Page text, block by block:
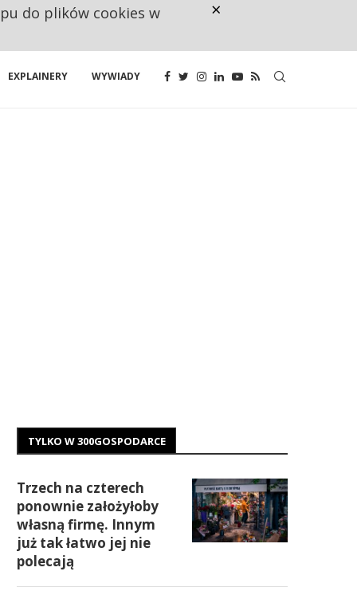
EXPLAINERY WYWIADY
TYLKO W 300GOSPODARCE
Trzech na czterech
ponownie założyłoby
własną firmę. Innym
już tak łatwo jej nie
polecają
do plików cookies w ×